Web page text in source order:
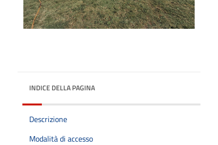
INDICE DELLA PAGINA
Descrizione
Modalità di accesso